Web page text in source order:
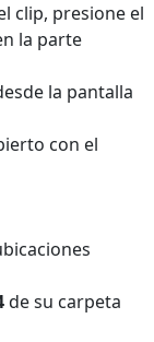
clip, presione el
la parte
la pantalla
con el
de su carpeta